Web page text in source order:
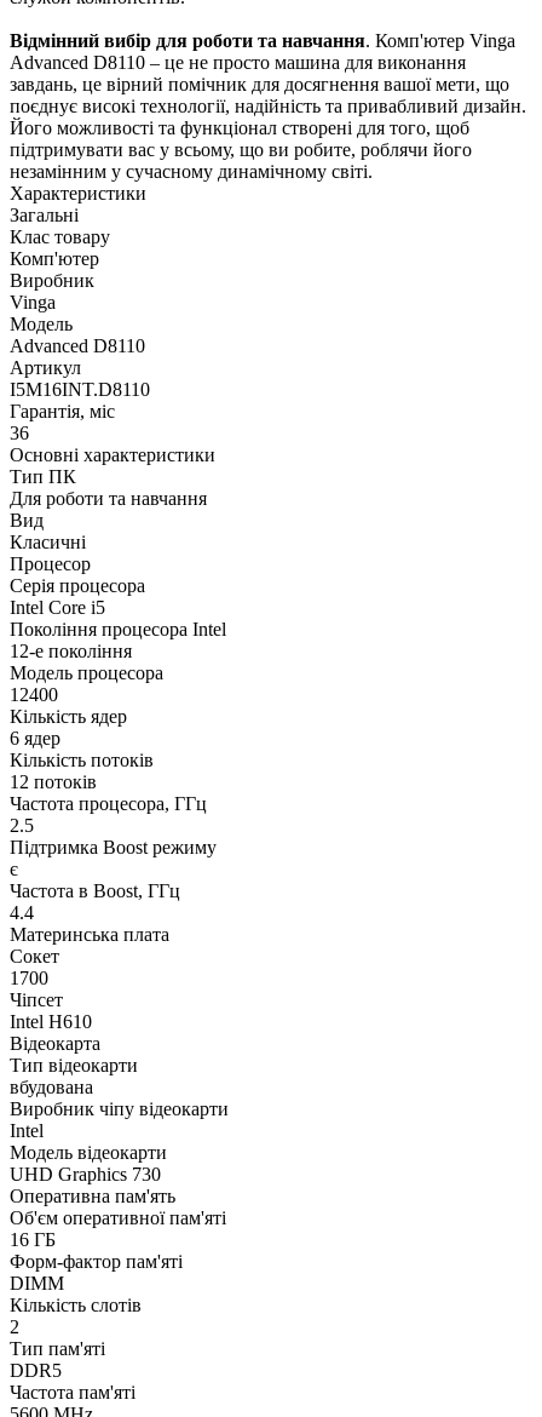
Відмінний вибір для роботи та навчання. Комп'ютер Vinga
Advanced D8110 – це не просто машина для виконання
завдань, це вірний помічник для досягнення вашої мети, що
поєднує високі технології, надійність та привабливий дизайн.
Його можливості та функціонал створені для того, щоб
підтримувати вас у всьому, що ви робите, роблячи його
незамінним у сучасному динамічному світі.
Характеристики
Загальні
Клас товару
Комп'ютер
Виробник
Vinga
Модель
Advanced D8110
Артикул
I5M16INT.D8110
Гарантія, міс
36
Основні характеристики
Тип ПК
Для роботи та навчання
Вид
Класичні
Процесор
Серія процесора
Intel Core i5
Покоління процесора Intel
12-е покоління
Модель процесора
12400
Кількість ядер
6 ядер
Кількість потоків
12 потоків
Частота процесора, ГГц
2.5
Підтримка Boost режиму
є
Частота в Boost, ГГц
4.4
Материнська плата
Сокет
1700
Чіпсет
Intel H610
Відеокарта
Тип відеокарти
вбудована
Виробник чіпу відеокарти
Intel
Модель відеокарти
UHD Graphics 730
Оперативна пам'ять
Об'єм оперативної пам'яті
16 ГБ
Форм-фактор пам'яті
DIMM
Кількість слотів
2
Тип пам'яті
DDR5
Частота пам'яті